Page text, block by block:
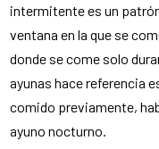
intermitente es un
ventana en la que se
donde se come solo
ayunas hace referencia
comido previamente,
ayuno nocturno.